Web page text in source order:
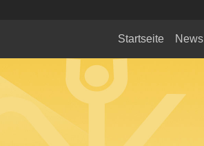
Startseite News